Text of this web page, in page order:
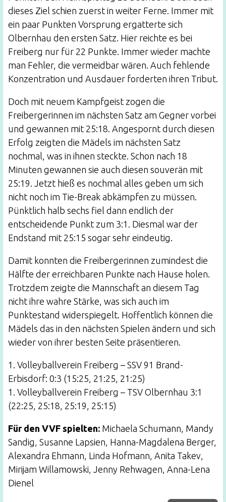
dieses Ziel schien zuerst in weiter Ferne. Immer mit
ein paar Punkten Vorsprung ergatterte sich
Olbernhau den ersten Satz. Hier reichte es bei
Freiberg nur für 22 Punkte. Immer wieder machte
man Fehler, die vermeidbar wären. Auch fehlende
Konzentration und Ausdauer forderten ihren Tribut.
Doch mit neuem Kampfgeist zogen die
Freibergerinnen im nächsten Satz am Gegner vorbei
und gewannen mit 25:18. Angespornt durch diesen
Erfolg zeigten die Mädels im nächsten Satz
nochmal, was in ihnen steckte. Schon nach 18
Minuten gewannen sie auch diesen souverän mit
25:19. Jetzt hieß es nochmal alles geben um sich
nicht noch im Tie-Break abkämpfen zu müssen.
Pünktlich halb sechs fiel dann endlich der
entscheidende Punkt zum 3:1. Diesmal war der
Endstand mit 25:15 sogar sehr eindeutig.
Damit konnten die Freibergerinnen zumindest die
Hälfte der erreichbaren Punkte nach Hause holen.
Trotzdem zeigte die Mannschaft an diesem Tag
nicht ihre wahre Stärke, was sich auch im
Punktestand widerspiegelt. Hoffentlich können die
Mädels das in den nächsten Spielen ändern und sich
wieder von ihrer besten Seite präsentieren.
1. Volleyballverein Freiberg – SSV 91 Brand-
Erbisdorf: 0:3 (15:25, 21:25, 21:25)
1. Volleyballverein Freiberg – TSV Olbernhau 3:1
(22:25, 25:18, 25:19, 25:15)
Für den VVF spielten: Michaela Schumann, Mandy
Sandig, Susanne Lapsien, Hanna-Magdalena Berger,
Alexandra Ehmann, Linda Hofmann, Anita Takev,
Mirijam Willamowski, Jenny Rehwagen, Anna-Lena
Dienel